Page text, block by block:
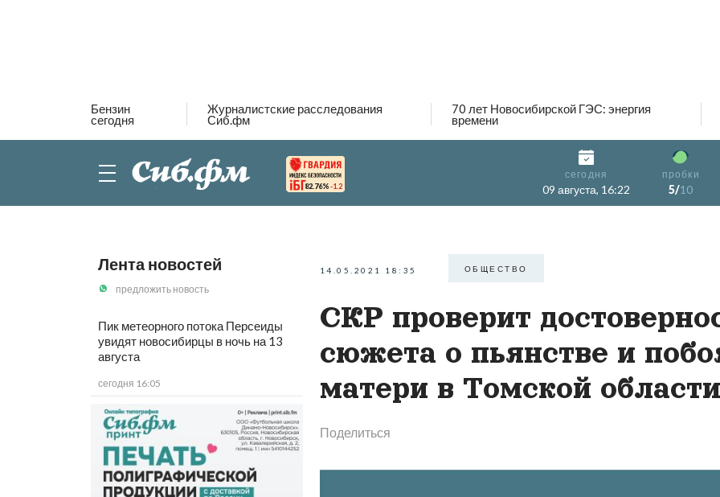
Бензин
сегодня
Журналистские расследования
Сиб.фм
70 лет Новосибирской ГЭС: энергия
времени
82.76% -1.2
сегодня
09 августа, 16:22
пробки
5/10
Лента новостей
предложить новость
Пик метеорного потока Персеиды
увидят новосибирцы в ночь на 13
августа
сегодня 16:05
14.05.2021 18:35 ОБЩЕСТВО
СКР проверит
сюжета о пьянстве и
матери в Томской области
Поделиться